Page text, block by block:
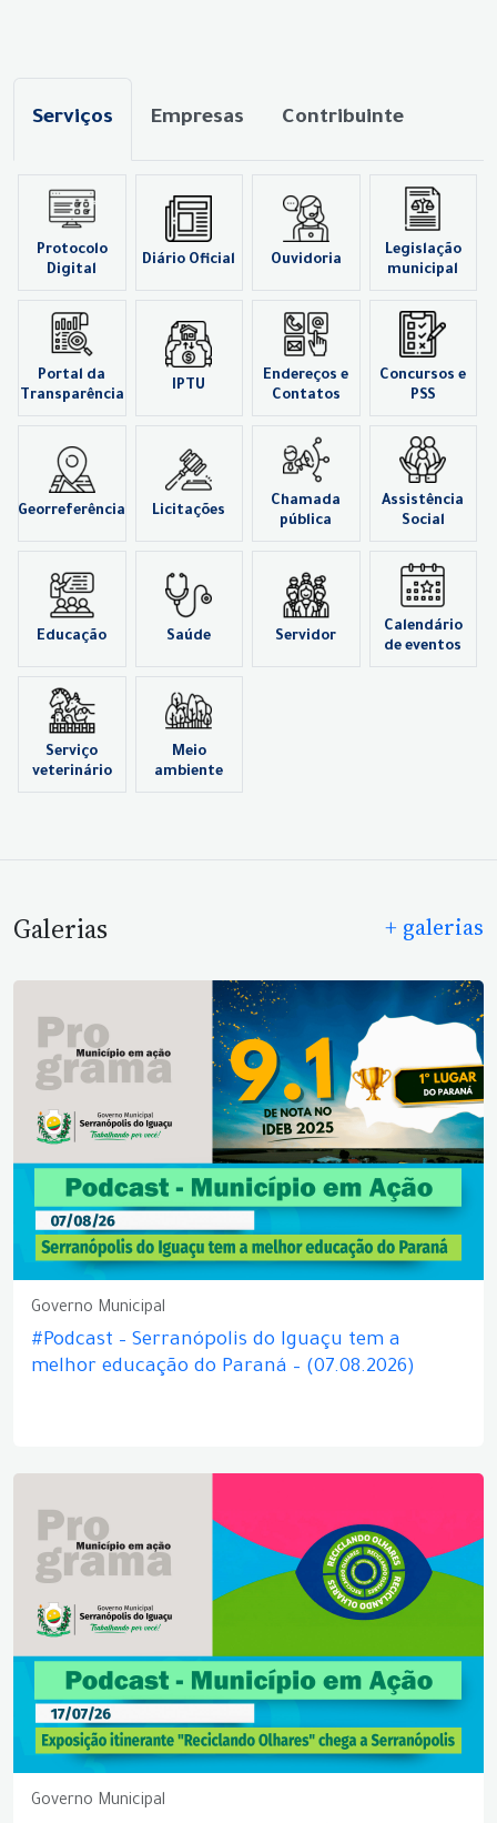
Serviços Empresas Contribuinte
Protocolo
Digital
Diário Oficial Ouvidoria
Legislação
municipal
Portal da
Transparência
IPTU
Endereços e
Contatos
Concursos e
PSS
Georreferência Licitações
Chamada
pública
Assistência
Social
Educação Saúde Servidor
Calendário
de eventos
Serviço
veterinário
Meio
ambiente
Galerias + galerias
Governo Municipal
#Podcast – Serranópolis do Iguaçu tem a
melhor educação do Paraná – (07.08.2026)
Governo Municipal